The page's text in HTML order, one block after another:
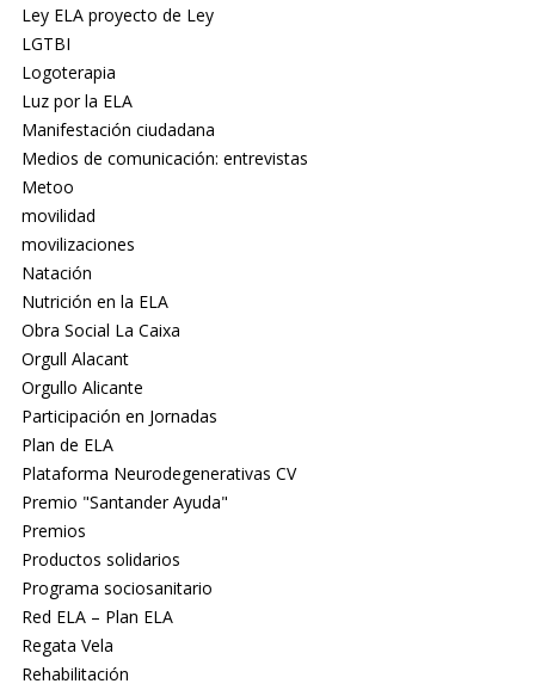
Ley ELA proyecto de Ley
LGTBI
Logoterapia
Luz por la ELA
Manifestación ciudadana
Medios de comunicación: entrevistas
Metoo
movilidad
movilizaciones
Natación
Nutrición en la ELA
Obra Social La Caixa
Orgull Alacant
Orgullo Alicante
Participación en Jornadas
Plan de ELA
Plataforma Neurodegenerativas CV
Premio "Santander Ayuda"
Premios
Productos solidarios
Programa sociosanitario
Red ELA – Plan ELA
Regata Vela
Rehabilitación